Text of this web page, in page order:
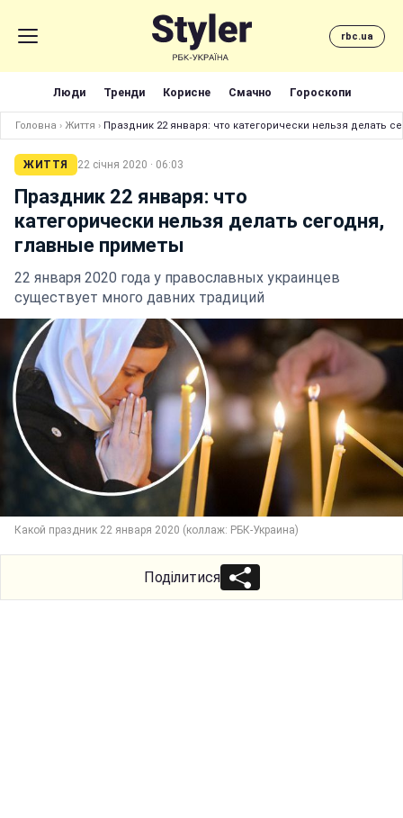
rbc.ua
Люди Тренди Корисне Смачно Гороскопи
Головна › Життя › Праздник 22 января: что категорически нельзя делать
ЖИТТЯ 22 січня 2020 · 06:03
Праздник 22 января: что
категорически нельзя делать сегодня,
главные приметы
22 января 2020 года у православных украинцев
существует много давних традиций
Какой праздник 22 января 2020 (коллаж: РБК-Украина)
Поділитися